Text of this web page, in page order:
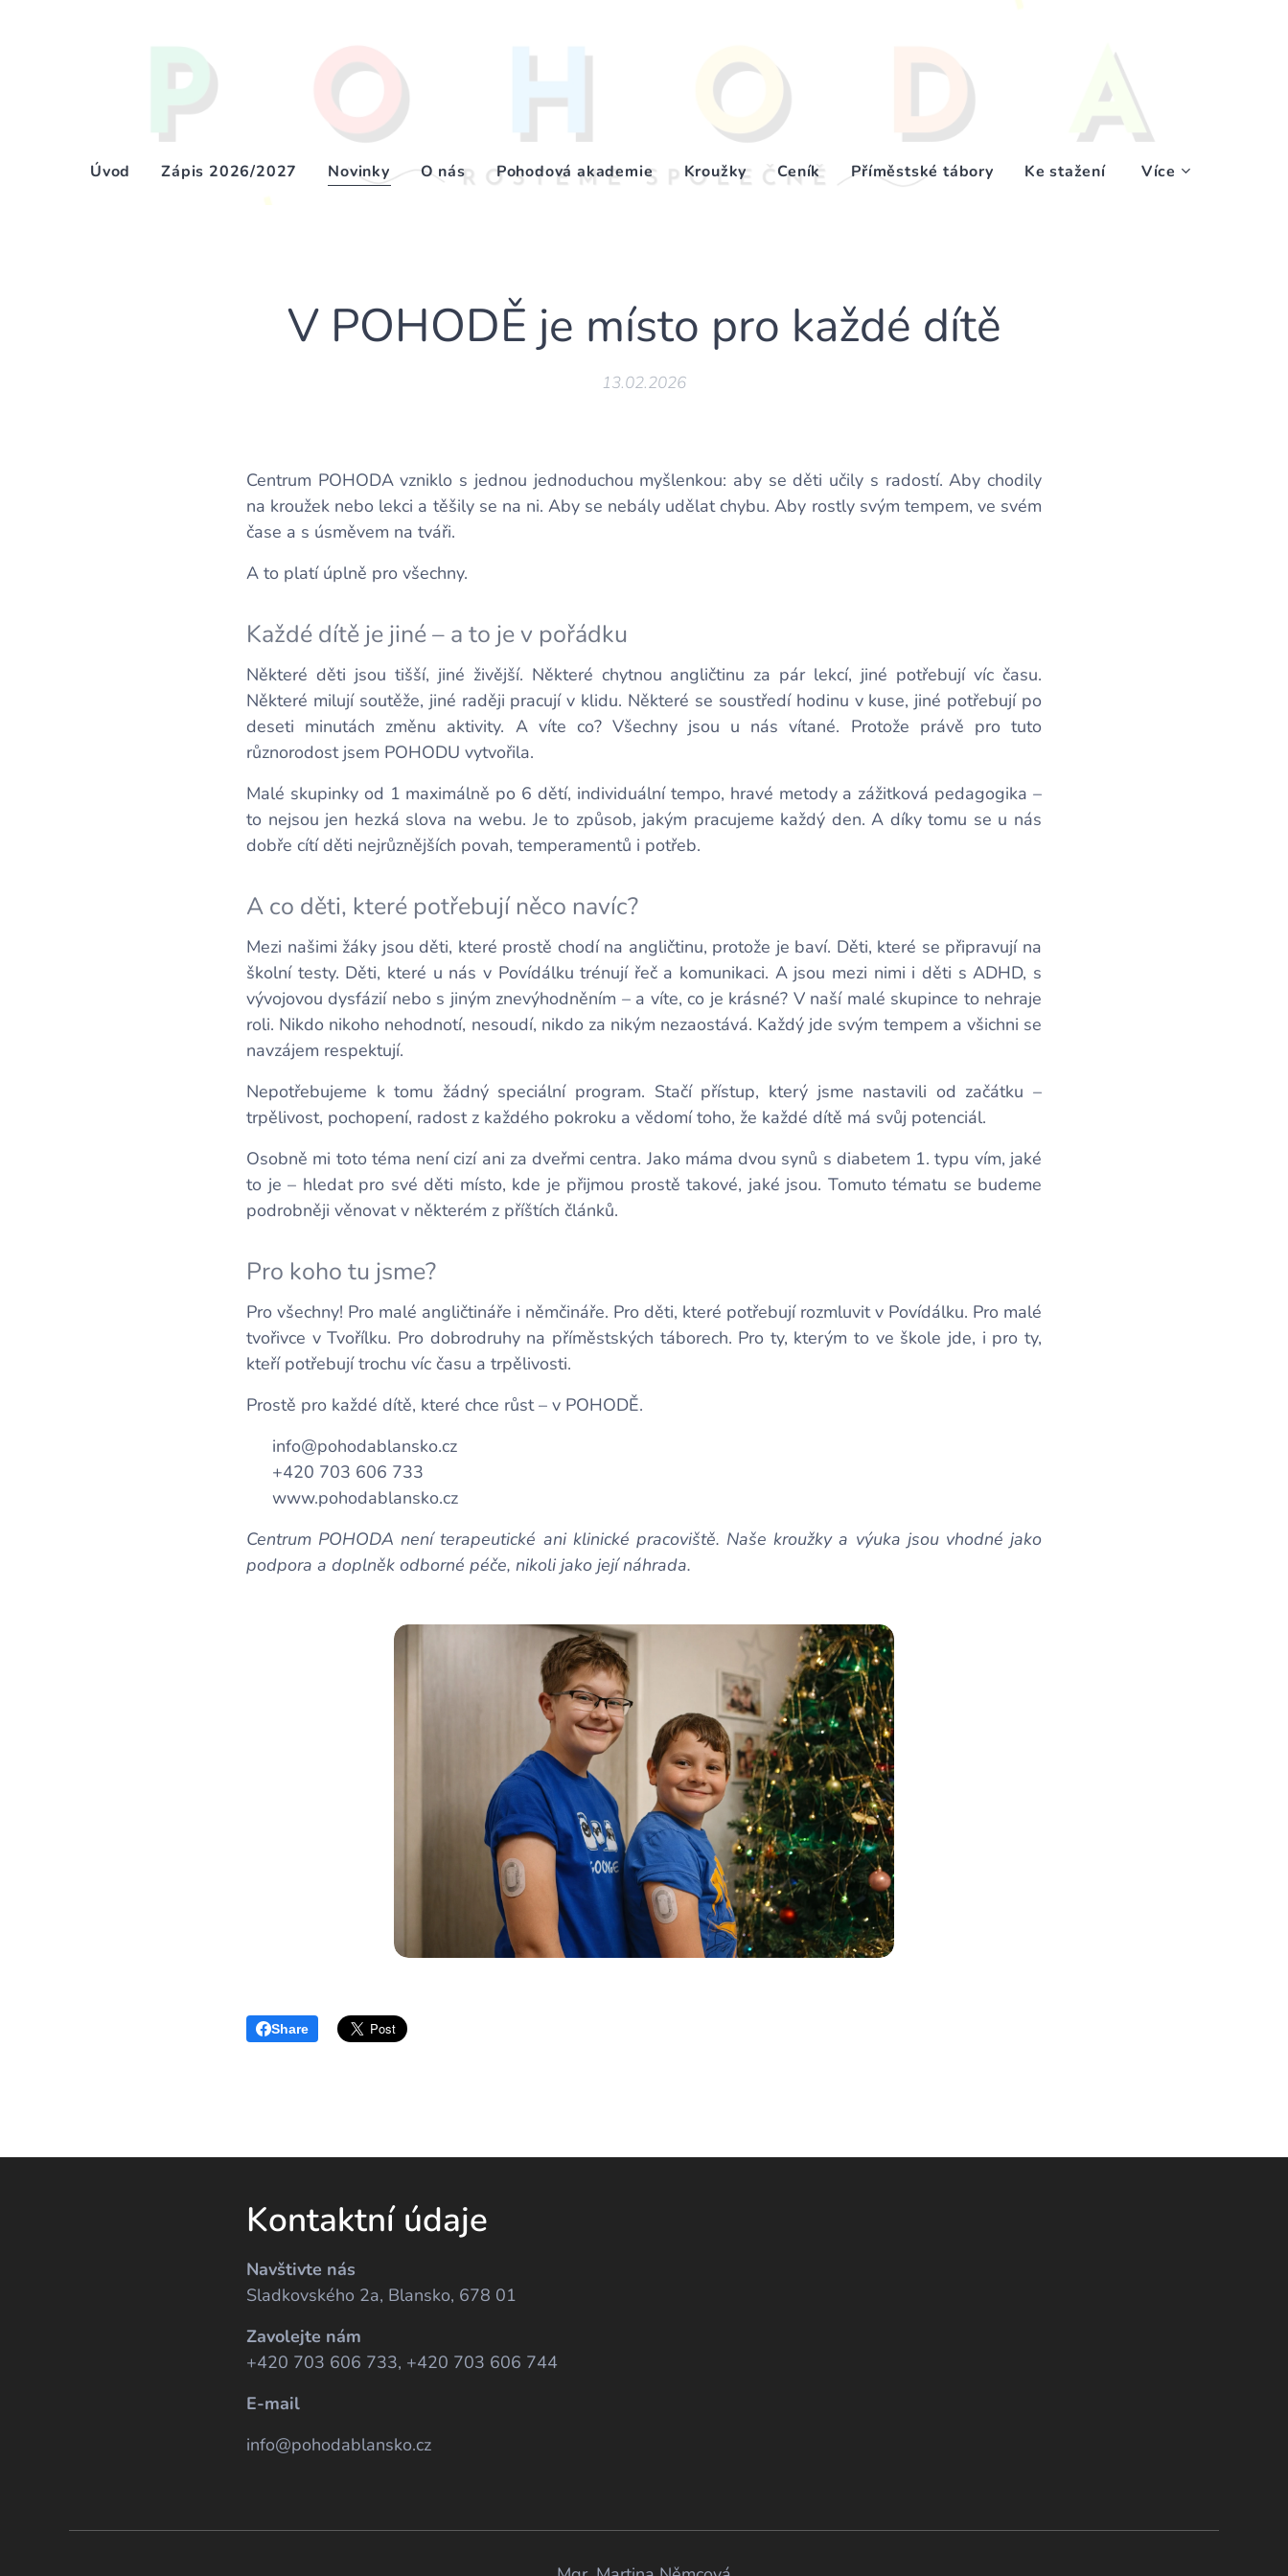
Úvod Zápis 2026/2027 Novinky O nás Pohodová akademie Kroužky Ceník Příměstské tábory Ke stažení Více
V POHODĚ je místo pro každé dítě
13.02.2026
Centrum POHODA vzniklo s jednou jednoduchou myšlenkou: aby se děti učily s radostí. Aby chodily
na kroužek nebo lekci a těšily se na ni. Aby se nebály udělat chybu. Aby rostly svým tempem, ve svém
čase a s úsměvem na tváři.
A to platí úplně pro všechny.
Každé dítě je jiné – a to je v pořádku
Některé děti jsou tišší, jiné živější. Některé chytnou angličtinu za pár lekcí, jiné potřebují víc času.
Některé milují soutěže, jiné raději pracují v klidu. Některé se soustředí hodinu v kuse, jiné potřebují po
deseti minutách změnu aktivity. A víte co? Všechny jsou u nás vítané. Protože právě pro tuto
různorodost jsem POHODU vytvořila.
Malé skupinky od 1 maximálně po 6 dětí, individuální tempo, hravé metody a zážitková pedagogika –
to nejsou jen hezká slova na webu. Je to způsob, jakým pracujeme každý den. A díky tomu se u nás
dobře cítí děti nejrůznějších povah, temperamentů i potřeb.
A co děti, které potřebují něco navíc?
Mezi našimi žáky jsou děti, které prostě chodí na angličtinu, protože je baví. Děti, které se připravují na
školní testy. Děti, které u nás v Povídálku trénují řeč a komunikaci. A jsou mezi nimi i děti s ADHD, s
vývojovou dysfázií nebo s jiným znevýhodněním – a víte, co je krásné? V naší malé skupince to nehraje
roli. Nikdo nikoho nehodnotí, nesoudí, nikdo za nikým nezaostává. Každý jde svým tempem a všichni se
navzájem respektují.
Nepotřebujeme k tomu žádný speciální program. Stačí přístup, který jsme nastavili od začátku –
trpělivost, pochopení, radost z každého pokroku a vědomí toho, že každé dítě má svůj potenciál.
Osobně mi toto téma není cizí ani za dveřmi centra. Jako máma dvou synů s diabetem 1. typu vím, jaké
to je – hledat pro své děti místo, kde je přijmou prostě takové, jaké jsou. Tomuto tématu se budeme
podrobněji věnovat v některém z příštích článků.
Pro koho tu jsme?
Pro všechny! Pro malé angličtináře i němčináře. Pro děti, které potřebují rozmluvit v Povídálku. Pro malé
tvořivce v Tvořílku. Pro dobrodruhy na příměstských táborech. Pro ty, kterým to ve škole jde, i pro ty,
kteří potřebují trochu víc času a trpělivosti.
Prostě pro každé dítě, které chce růst – v POHODĚ. 💛
📧 info@pohodablansko.cz
📞 +420 703 606 733
🔗 www.pohodablansko.cz
Centrum POHODA není terapeutické ani klinické pracoviště. Naše kroužky a výuka jsou vhodné jako
podpora a doplněk odborné péče, nikoli jako její náhrada.
Share
Kontaktní údaje
Navštivte nás
Sladkovského 2a, Blansko, 678 01
Zavolejte nám
+420 703 606 733, +420 703 606 744
E-mail
info@pohodablansko.cz